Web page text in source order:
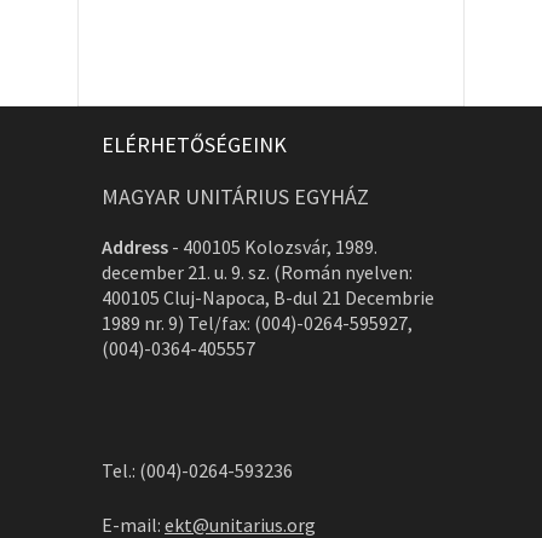
ELÉRHETŐSÉGEINK
MAGYAR UNITÁRIUS EGYHÁZ
Address - 400105 Kolozsvár, 1989.
december 21. u. 9. sz. (Román nyelven:
400105 Cluj-Napoca, B-dul 21 Decembrie
1989 nr. 9) Tel/fax: (004)-0264-595927,
(004)-0364-405557
Tel.: (004)-0264-593236
E-mail: ekt@unitarius.org